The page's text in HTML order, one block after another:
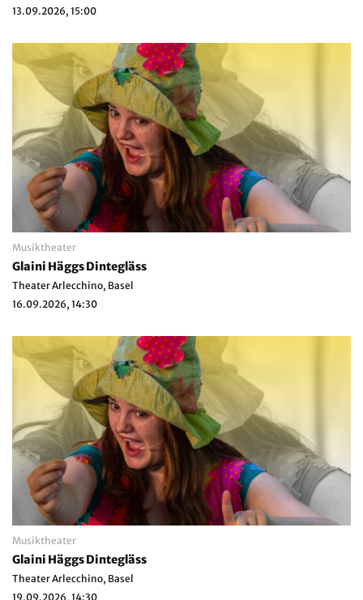
13.09.2026, 15:00
Musiktheater
Glaini Häggs Dintegläss
Theater Arlecchino, Basel
16.09.2026, 14:30
Musiktheater
Glaini Häggs Dintegläss
Theater Arlecchino, Basel
19.09.2026, 14:30